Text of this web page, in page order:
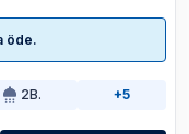
öde.
2B. +5